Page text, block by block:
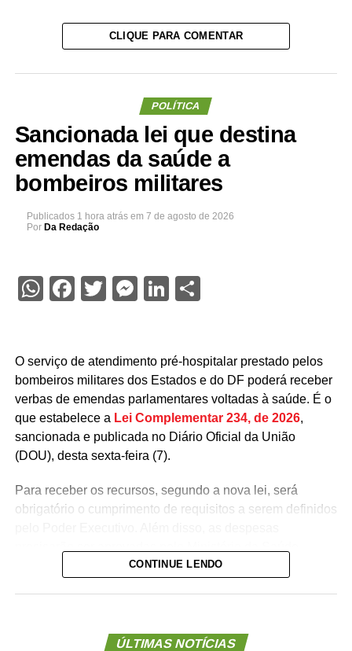
CLIQUE PARA COMENTAR
POLÍTICA
Sancionada lei que destina
emendas da saúde a
bombeiros militares
Publicados 1 hora atrás em 7 de agosto de 2026
Por Da Redação
WhatsApp
Facebook
Twitter
Messenger
LinkedIn
Share
O serviço de atendimento pré-hospitalar prestado pelos
bombeiros militares dos Estados e do DF poderá receber
verbas de emendas parlamentares voltadas à saúde. É o
que estabelece a Lei Complementar 234, de 2026,
sancionada e publicada no Diário Oficial da União
(DOU), desta sexta-feira (7).
Para receber os recursos, segundo a nova lei, será
obrigatório o cumprimento de requisitos a serem definidos
A lei proíbe o uso dessas emendas para pagamento de
não seja relativo ao atendimento pré-hospitalar.
CONTINUE LENDO
ÚLTIMAS NOTÍCIAS